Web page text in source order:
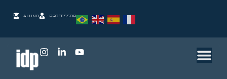
ALUNO PROFESSOR